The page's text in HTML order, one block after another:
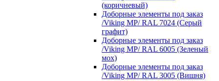
(коричневый)
Доборные элементы под заказ
/Viking MP/ RAL 7024 (Серый
графит)
Доборные элементы под заказ
/Viking MP/ RAL 6005 (Зеленый
мох)
Доборные элементы под заказ
/Viking MP/ RAL 3005 (Вишня)